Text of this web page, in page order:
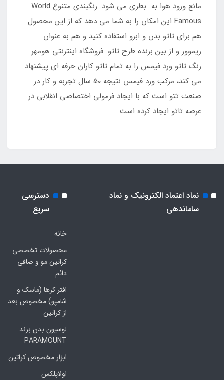
مانع ورود هوا به بطری می شود. رنگبندی متنوع World
Famous این امکان را به شما می دهد که از این محصول
هم برای تاتو بدن و ابرو استفاده کنید و هم به عنوان
ریموور و از بین برنده طرح تاتو. فروشگاه اینترنتی هومهر
رنگ تاتو ورد فیمس را به تمام تاتو کاران حرفه ای پیشنهاد
می کند، مرکب ورد فیمس نتیجه 50 سال تجربه و کار در
صنعت تتو است که با ایجاد فرمولی اختصاصی انقلابی در
عرصه تاتو ایجاد کرده است
نماد اعتماد الکترونیک و نماد
ساماندهی
دسترسی
سریع
خانه
محصولات تخصصی
کراتین مو و صافی
دائم
افتر کرها (ماسک و
شامپو) مخصوص بعد
از کراتین
لوسیون بدن برند
PARAMOUNT
ابزار مخصوص کراتین
اولاپلکس